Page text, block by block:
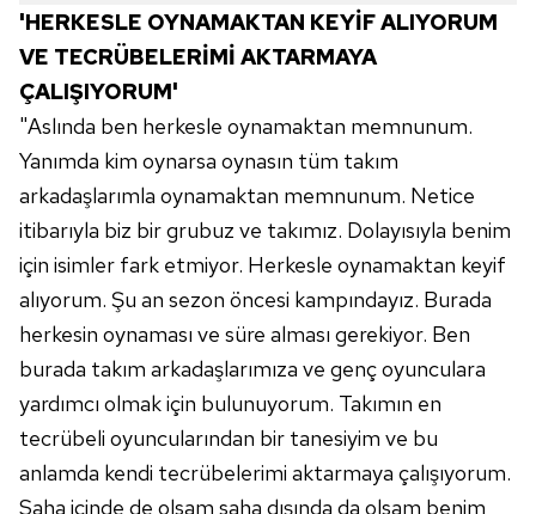
kullanılmaktadır. Bu çerezler vasıtasıyla çeşitli kişisel
verileriniz işlenmekte olup gerekli olan çerezler bilgi
toplumu hizmetlerinin sunulması amacıyla
kullanılmaktadır. Diğer çerezler, sitemizin daha işlevsel
kılınması ve kişiselleştirilmesi ve sizlere yönelik
reklam/pazarlama faaliyetlerinin yapılması, amaçlarıyla
sınırlı olarak açık rızanız dahilinde kullanılacaktır.
Çerezlere ilişkin tercihlerinizi aşağıda yer alan panel
vasıtasıyla belirleyebilirsiniz. Çerezlere ilişkin detaylı bilgi
için Ayarlar butonuna tıklayabilir,
Çerez Bilgilendirme
Metnimiziziyaret edebilirsiniz.
6698 sayılı Kişisel Verilerin Korunması Kanunu uyarınca
hazırlanmış Aydınlatma Metnimizi okumak ve sitemizde
ilgili mevzuata uygun olarak kullanılan çerezlerle ilgili bilgi
'HERKESLE OYNAMAKTAN KEYİF ALIYORUM
VE TECRÜBELERİMİ AKTARMAYA
ÇALIŞIYORUM'
"Aslında ben herkesle oynamaktan memnunum.
Yanımda kim oynarsa oynasın tüm takım
arkadaşlarımla oynamaktan memnunum. Netice
itibarıyla biz bir grubuz ve takımız. Dolayısıyla benim
için isimler fark etmiyor. Herkesle oynamaktan keyif
alıyorum. Şu an sezon öncesi kampındayız. Burada
herkesin oynaması ve süre alması gerekiyor. Ben
burada takım arkadaşlarımıza ve genç oyunculara
yardımcı olmak için bulunuyorum. Takımın en
tecrübeli oyuncularından bir tanesiyim ve bu
anlamda kendi tecrübelerimi aktarmaya çalışıyorum.
Saha içinde de olsam saha dışında da olsam benim